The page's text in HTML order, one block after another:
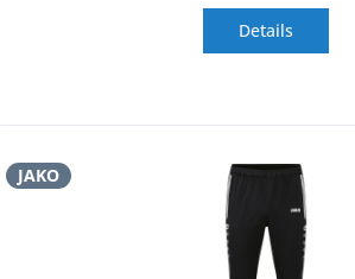
Details
JAKO